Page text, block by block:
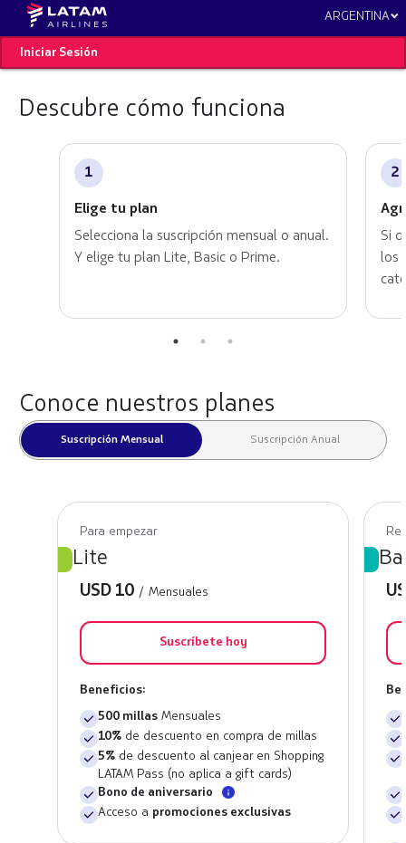
ARGENTINA
Iniciar Sesión
Descubre cómo funciona
Elige tu plan
Selecciona la suscripción mensual o anual.
Y elige tu plan Lite, Basic o Prime.
Si
los
Conoce nuestros planes
Suscripción Mensual Suscripción Anual
Para empezar
Lite
USD 10 / Mensuales
Suscríbete hoy
Beneficios:
500 millas Mensuales
10% de descuento en compra de millas
5% de descuento al canjear en Shopping
LATAM Pass (no aplica a gift cards)
Bono de aniversario
Acceso a promociones exclusivas